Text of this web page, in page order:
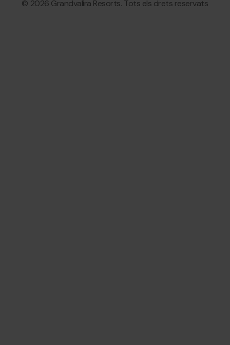
© 2026 Grandvalira Resorts. Tots els drets reservats